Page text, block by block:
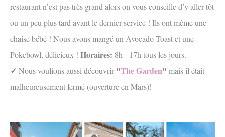
restaurant n’est pas très grand alors on vous conseille d’y aller tôt
ou un peu plus tard avant le dernier service ! Ils ont même une
chaise bébé ! Nous avons mangé un Avocado Toast et une
Pokebowl, délicieux ! Horaires: 8h - 17h tous les jours.
✓ Nous voulions aussi découvrir"The Garden" mais il était
malheureusement fermé (ouverture en Mars)!